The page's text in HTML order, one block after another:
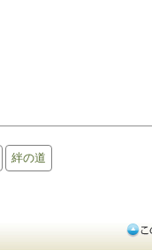
絆の道